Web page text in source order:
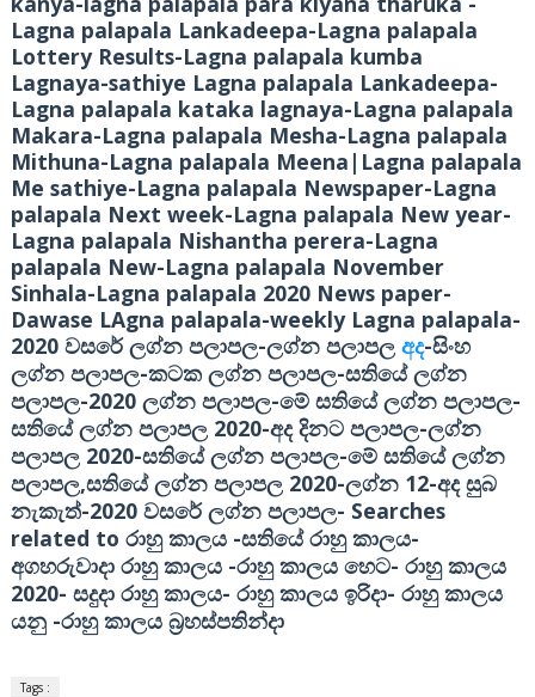
Lagna palapala Lankadeepa-Lagna palapala
Lottery Results-Lagna palapala kumba
Lagnaya-sathiye Lagna palapala Lankadeepa-
Lagna palapala kataka lagnaya-Lagna palapala
Makara-Lagna palapala Mesha-Lagna palapala
Mithuna-Lagna palapala Meena|Lagna palapala
Me sathiye-Lagna palapala Newspaper-Lagna
palapala Next week-Lagna palapala New year-
Lagna palapala Nishantha perera-Lagna
palapala New-Lagna palapala November
Sinhala-Lagna palapala 2020 News paper-
Dawase LAgna palapala-weekly Lagna palapala-
2020වසරේ ලග්න පලාපල-ලග්න පලාපල අද-සිංහ
ලග්න පලාපල-කටක ලග්න පලාපල-සතියේ ලග්න
පලාපල-2020ලග්න පලාපල-මේ සතියේ ලග්න පලාපල-
සතියේ ලග්න පලාපල 2020-අද දිනට පලාපල-ලග්න
පලාපල 2020-සතියේ ලග්න පලාපල-මේ සතියේ ලග්න
පලාපල,සතියේ ලග්න පලාපල 2020-ලග්න 12-අද සුබ
නැකැත්-2020වසරේ ලග්න පලාපල- Searches
related to රාහු කාලය-සතියේ රාහු කාලය-
අගහරුවාදා රාහු කාලය-රාහු කාලය හෙට- රාහු කාලය
2020- සදුදා රාහු කාලය- රාහු කාලය ඉරිදා- රාහු කාලය
යනු-රාහු කාලය බ්‍රහස්පතින්දා
Tags :